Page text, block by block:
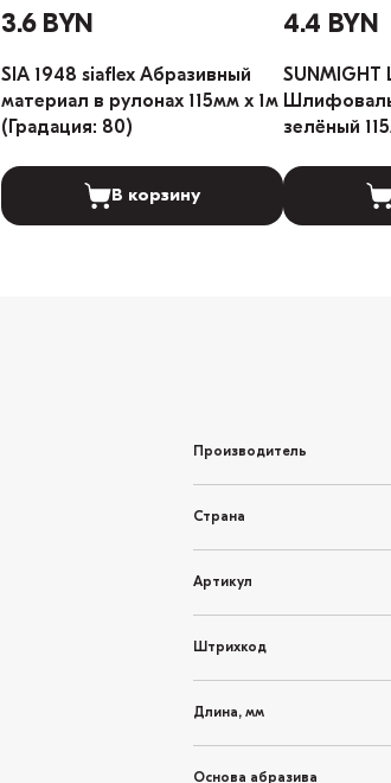
3.6 BYN
SIA 1948 siaflex Абразивный
материал в рулонах 115мм х 1м
(Градация: 80)
В корзину
4.4 BYN
SUNMIGHT
зелёный
Производитель
Страна
Артикул
Штрихкод
Длина, мм
Основа абразива